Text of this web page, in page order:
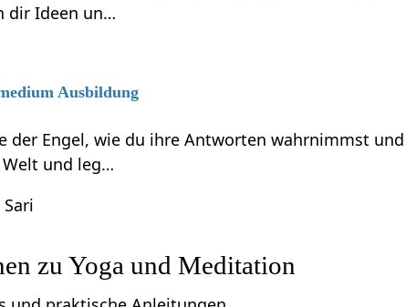
dir Ideen un…
Ausbildung
der Engel, wie du ihre Antworten wahrnimmst
und leg…
zu Yoga und Meditation